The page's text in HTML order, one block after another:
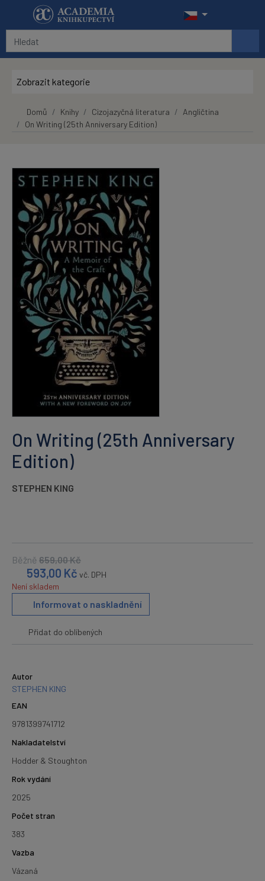
Přeskočit na hlavní obsah
Zobrazit kategorie
Domů Knihy Cizojazyčná literatura
Angličtina
On Writing (25th Anniversary Edition)
On Writing (25th Anniversary
Edition)
STEPHEN KING
Běžně 659,00Kč
593,00 Kč vč. DPH
Není skladem
Informovat o naskladnění
Přidat do oblíbených
Autor
STEPHEN KING
EAN
9781399741712
Nakladatelství
Hodder & Stoughton
Rok vydání
2025
Počet stran
383
Vazba
Vázaná